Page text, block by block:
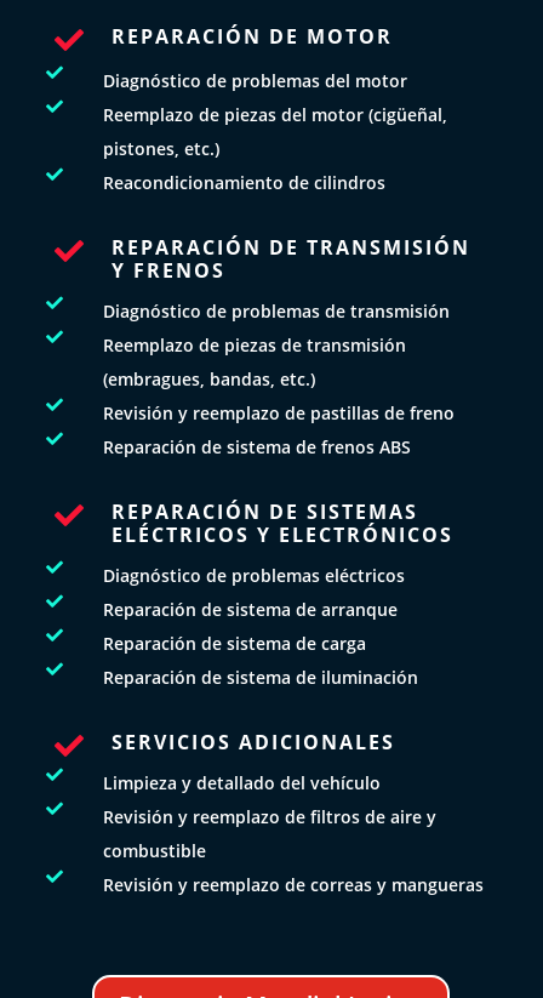
 REPARACIÓN DE MOTOR
 Diagnóstico de problemas del motor

Reemplazo de piezas del motor (cigüeñal,
pistones, etc.)
 Reacondicionamiento de cilindros

REPARACIÓN DE TRANSMISIÓN
Y FRENOS
 Diagnóstico de problemas de transmisión

Reemplazo de piezas de transmisión
(embragues, bandas, etc.)
 Revisión y reemplazo de pastillas de freno
 Reparación de sistema de frenos ABS

REPARACIÓN DE SISTEMAS
ELÉCTRICOS Y ELECTRÓNICOS
 Diagnóstico de problemas eléctricos
 Reparación de sistema de arranque
 Reparación de sistema de carga
 Reparación de sistema de iluminación
 SERVICIOS ADICIONALES
 Limpieza y detallado del vehículo

Revisión y reemplazo de filtros de aire y
combustible
 Revisión y reemplazo de correas y mangueras